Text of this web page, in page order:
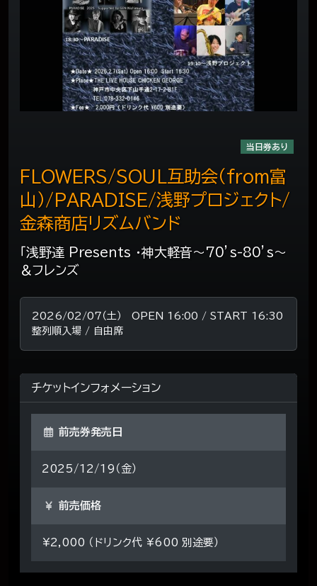
当日券あり
「浅野達 Presents ・神大軽音～70’s-80’s～
＆フレンズ
FLOWERS/SOUL互助会（from富
山）/PARADISE/浅野プロジェクト/
金森商店リズムバンド
2026/02/07（土） OPEN 16:00 / START 16:30
整列順入場 / 自由席
チケットインフォメーション
前売券発売日
2025/12/19（金）
前売価格
¥2,000 （ドリンク代 ¥600 別途要）